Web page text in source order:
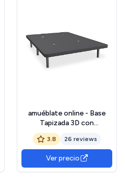
amuéblate online - Base
Tapizada 3D con
Estructura Extra
Resistente y Barras
Transversales de Refuerzo,
Gran Estabilidad, 6 Patas
metálicas roscadas de
3.8 26 reviews
Ver precio